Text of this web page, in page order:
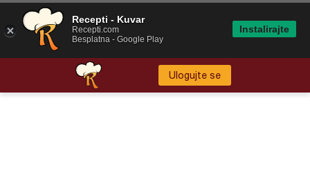
Ulogujte se
Recepti - Kuvar
Recepti.com
Besplatna - Google Play
Instalirajte